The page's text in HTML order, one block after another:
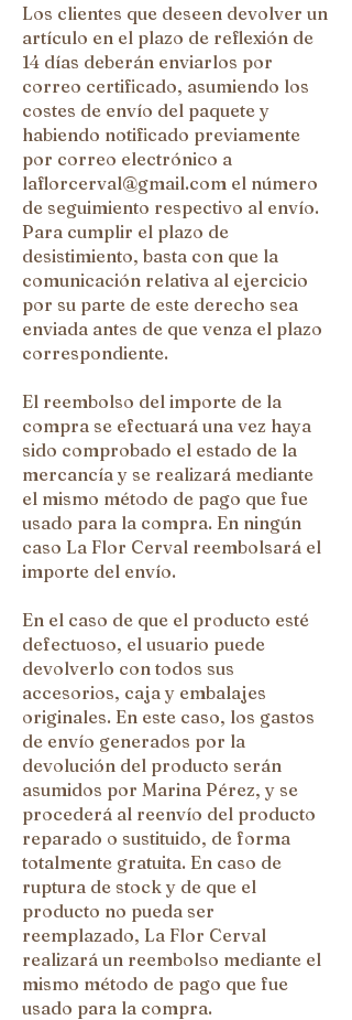
Los clientes que deseen devolver un
artículo en el plazo de reflexión de
14 días deberán enviarlos por
correo certificado, asumiendo los
costes de envío del paquete y
habiendo notificado previamente
por correo electrónico a
laflorcerval@gmail.com el número
de seguimiento respectivo al envío.
Para cumplir el plazo de
desistimiento, basta con que la
comunicación relativa al ejercicio
por su parte de este derecho sea
enviada antes de que venza el plazo
correspondiente.
El reembolso del importe de la
compra se efectuará una vez haya
sido comprobado el estado de la
mercancía y se realizará mediante
el mismo método de pago que fue
usado para la compra. En ningún
caso La Flor Cerval reembolsará el
importe del envío.
En el caso de que el producto esté
defectuoso, el usuario puede
devolverlo con todos sus
accesorios, caja y embalajes
originales. En este caso, los gastos
de envío generados por la
devolución del producto serán
asumidos por Marina Pérez, y se
procederá al reenvío del producto
reparado o sustituido, de forma
totalmente gratuita. En caso de
ruptura de stock y de que el
producto no pueda ser
reemplazado, La Flor Cerval
realizará un reembolso mediante el
mismo método de pago que fue
usado para la compra.